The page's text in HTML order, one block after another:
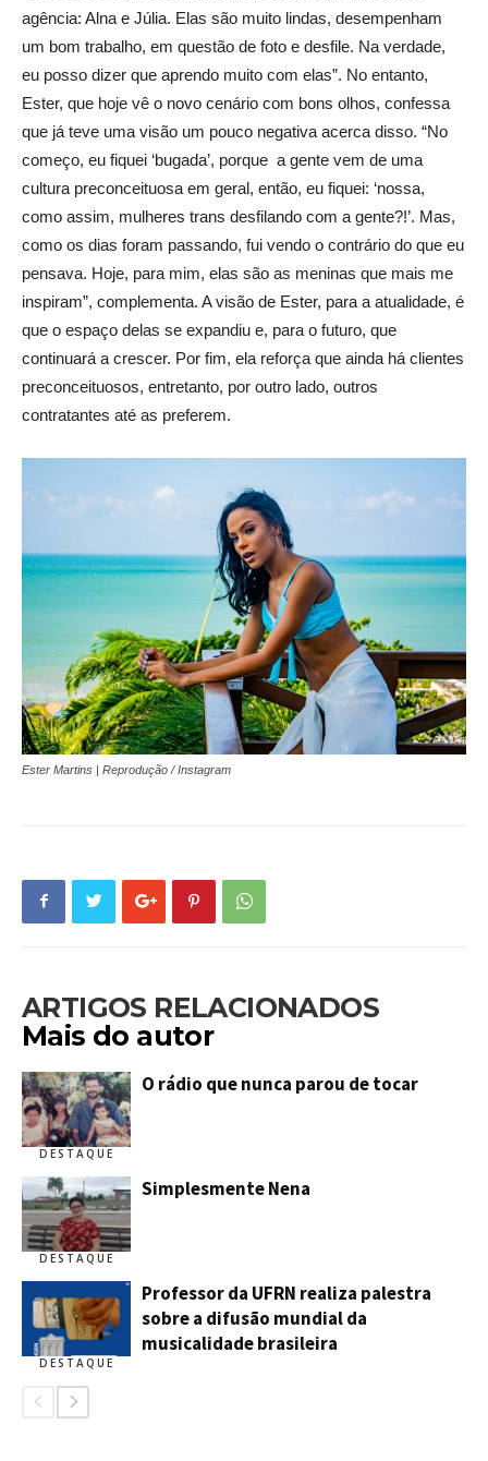
agência: Alna e Júlia. Elas são muito lindas, desempenham
um bom trabalho, em questão de foto e desfile. Na verdade,
eu posso dizer que aprendo muito com elas”. No entanto,
Ester, que hoje vê o novo cenário com bons olhos, confessa
que já teve uma visão um pouco negativa acerca disso. “No
começo, eu fiquei ‘bugada’, porque a gente vem de uma
cultura preconceituosa em geral, então, eu fiquei: ‘nossa,
como assim, mulheres trans desfilando com a gente?!’. Mas,
como os dias foram passando, fui vendo o contrário do que eu
pensava. Hoje, para mim, elas são as meninas que mais me
inspiram”, complementa. A visão de Ester, para a atualidade, é
que o espaço delas se expandiu e, para o futuro, que
continuará a crescer. Por fim, ela reforça que ainda há clientes
preconceituosos, entretanto, por outro lado, outros
contratantes até as preferem.
Ester Martins | Reprodução / Instagram
ARTIGOS RELACIONADOS
Mais do autor
DESTAQUE
O rádio que nunca parou de tocar
DESTAQUE
Simplesmente Nena
DESTAQUE
Professor da UFRN realiza palestra
sobre a difusão mundial da
musicalidade brasileira